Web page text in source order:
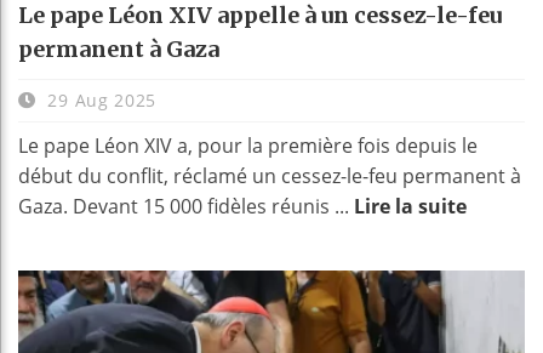
Le pape Léon XIV appelle à un cessez-le-feu
permanent à Gaza
29 Aug 2025
Le pape Léon XIV a, pour la première fois depuis le
début du conflit, réclamé un cessez-le-feu permanent à
Gaza. Devant 15 000 fidèles réunis ... Lire la suite